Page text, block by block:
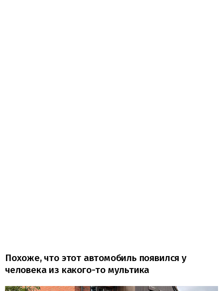
Похоже, что этот автомобиль появился у
человека из какого-то мультика